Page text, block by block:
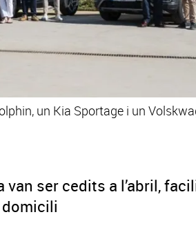
un Kia Sportage i un
van ser cedits a l’abril,